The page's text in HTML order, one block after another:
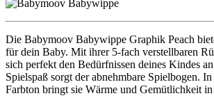
Die Babymoov Babywippe Graphik Peach
für dein Baby. Mit ihrer 5-fach verstellbaren
sich perfekt den Bedürfnissen deines Kindes
Spielspaß sorgt der abnehmbare Spielbogen.
Farbton bringt sie Wärme und Gemütlichkeit